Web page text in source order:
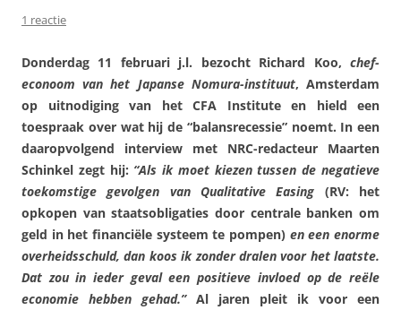
1 reactie
Donderdag 11 februari j.l. bezocht Richard Koo, chef-
econoom van het Japanse Nomura-instituut, Amsterdam
op uitnodiging van het CFA Institute en hield een
toespraak over wat hij de “balansrecessie” noemt. In een
daaropvolgend interview met NRC-redacteur Maarten
Schinkel zegt hij: “Als ik moet kiezen tussen de negatieve
toekomstige gevolgen van Qualitative Easing (RV: het
opkopen van staatsobligaties door centrale banken om
geld in het financiële systeem te pompen) en een enorme
overheidsschuld, dan koos ik zonder dralen voor het laatste.
Dat zou in ieder geval een positieve invloed op de reële
economie hebben gehad.”Al jaren pleit ik voor een